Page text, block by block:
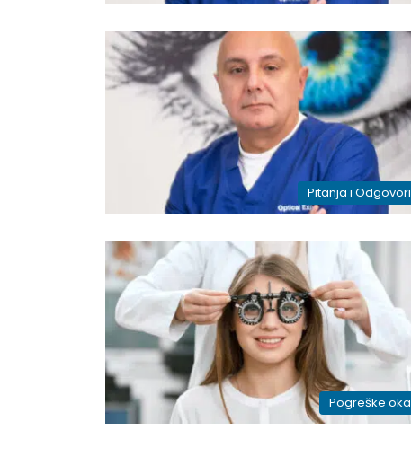
Pitanja i Odgovori
Pogreške oka